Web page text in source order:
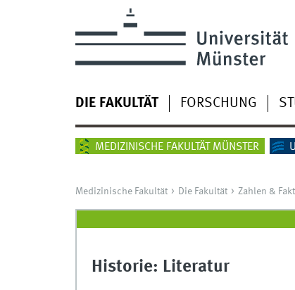
DIE FAKULTÄT FORSCHUNG
MEDIZINISCHE FAKULTÄT MÜNSTER
Medizinische Fakultät Die Fakultät Zahlen &
Historie: Literatur